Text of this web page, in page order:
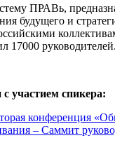
ПРАВь,
будущего и
17000 руководителей.
участием спикера:
конференция
– Саммит